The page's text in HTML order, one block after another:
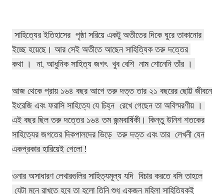
সাহিত্যেরইতিহাসের পৃষ্ঠা সরিয়ে একটু অতীতের দিকে ঘুরে তাকানোর
ইচ্ছে হয়েছে। আর সেই অতীতে আছেন সাহিত্যিক তরু দত্তের
কথা । না, আধুনিক সাহিত্য জগৎ খুব বেশি নাম শোনেনি তাঁর ।
আজ থেকে প্রায় ১৬৪ বছর আগে তরু দত্ত তার ২১ বছরের ছোট্ট জীবনে
ইংরেজি এবং ফরাসি সাহিত্যে যে চিহ্ন রেখে গেছেন তা অবিস্মরণীয় ।
এই বছর ছিল তরু দত্তের ১৬৪ তম জন্মবার্ষিকী। কিন্তু উনিশ শতকের
সাহিত্যের জগতের দিকপালদের ভিড়ে তরু দত্ত এবং তার লেখনী যেন
একপ্রকার হারিয়েই গেলো !
ওনার অসাধারণ লেখারগুলির সাহিত্যমূল্য যদি বিচার করতে বসি তাহলে
যেটা মনে রাখতে হবে তা হলো তিনি শুধু একজন মহিলা সাহিত্যিকই